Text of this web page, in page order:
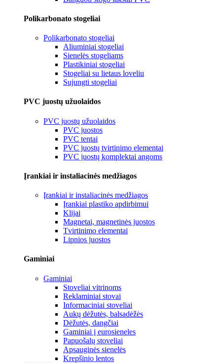
Polikarbonato stogeliai
Polikarbonato stogeliai
Aliuminiai stogeliai
Sienelės stogeliams
Plastikiniai stogeliai
Stogeliai su lietaus loveliu
Sujungti stogeliai
PVC juostų užuolaidos
PVC juostų užuolaidos
PVC juostos
PVC tentai
PVC juostų tvirtinimo elementai
PVC juostų komplektai angoms
Įrankiai ir instaliacinės medžiagos
Įrankiai ir instaliacinės medžiagos
Įrankiai plastiko apdirbimui
Klijai
Magnetai, magnetinės juostos
Tvirtinimo elementai
Lipnios juostos
Gaminiai
Gaminiai
Stoveliai vitrinoms
Reklaminiai stovai
Informaciniai stoveliai
Aukų dėžutės, balsadėžės
Dėžutės, dangčiai
Gaminiai į eurosieneles
Papuošalų stoveliai
Apsauginės sienelės
Krepšinio lentos